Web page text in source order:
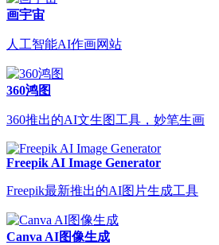
画宇宙
人工智能AI作画网站
360鸿图
360推出的AI文生图工具，妙笔生画
Freepik AI Image Generator
Freepik最新推出的AI图片生成工具
Canva AI图像生成